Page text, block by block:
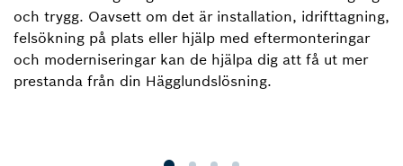
och trygg. Oavsett om det är installation, idrifttagning,
felsökning på plats eller hjälp med eftermonteringar
och moderniseringar kan de hjälpa dig att få ut mer
prestanda från din Hägglundslösning.